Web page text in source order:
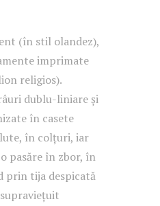
(în stil olandez),
imprimate
religios).
dublu-liniare și
în casete
în colțuri, iar
pasăre în zbor, în
prin tija despicată